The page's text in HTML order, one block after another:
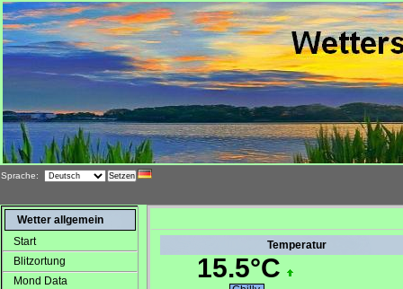
Sprache:
Wetter allgemein
Start
Blitzortung
Mond Data